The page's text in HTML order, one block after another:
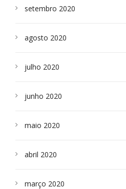
setembro 2020
agosto 2020
julho 2020
junho 2020
maio 2020
abril 2020
março 2020